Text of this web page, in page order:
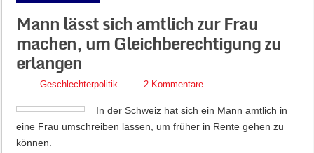
Mann lässt sich amtlich zur Frau
machen, um Gleichberechtigung zu
erlangen
Geschlechterpolitik 2 Kommentare
In der Schweiz hat sich ein Mann amtlich in
eine Frau umschreiben lassen, um früher in Rente gehen zu
können.